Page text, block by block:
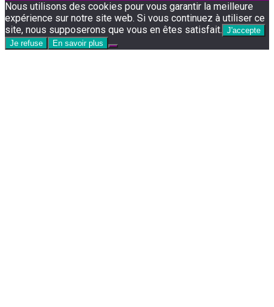
Nous utilisons des cookies pour vous garantir la meilleure
expérience sur notre site web. Si vous continuez à utiliser ce
site, nous supposerons que vous en êtes satisfait. J'accepte
Je refuse
En savoir plus